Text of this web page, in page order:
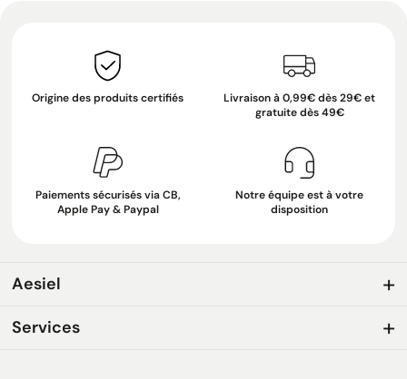
Origine des produits certifiés
Livraison à 0,99€ dès 29€ et
gratuite dès 49€
Paiements sécurisés via CB,
Apple Pay & Paypal
Notre équipe est à votre
disposition
Aesiel
Services